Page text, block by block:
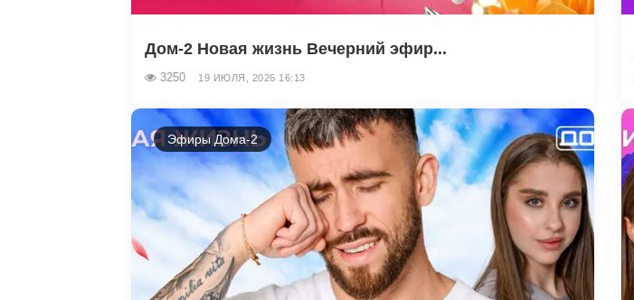
Дом-2 Новая жизнь Вечерний эфир...
3250 19 ИЮЛЯ, 2026 16:13
Эфиры Дома-2